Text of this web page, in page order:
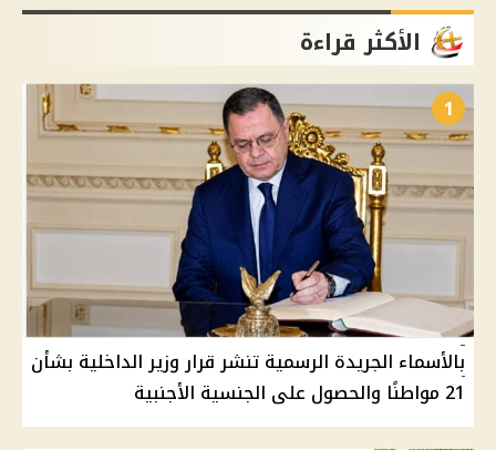
الأكثر قراءة
1
بالأسماء الجريدة الرسمية تنشر قرار وزير الداخلية بشأن
21 مواطنًا والحصول على الجنسية الأجنبية